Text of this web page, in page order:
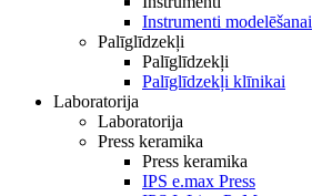
Instrumenti modelēšanai
Palīglīdzekļi
Palīglīdzekļi
Palīglīdzekļi klīnikai
Laboratorija
Laboratorija
Press keramika
Press keramika
IPS e.max Press